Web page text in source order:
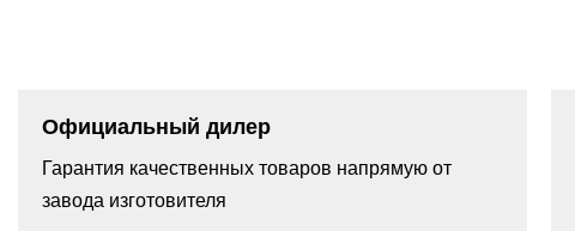
Официальный дилер
Гарантия качественных товаров напрямую от
завода изготовителя